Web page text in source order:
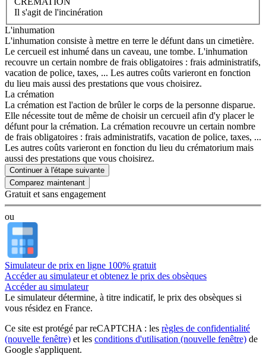
Il s'agit de l'incinération
L'inhumation
L'inhumation consiste à mettre en terre le défunt dans un cimetière.
Le cercueil est inhumé dans un caveau, une tombe. L'inhumation
recouvre un certain nombre de frais obligatoires : frais administratifs,
vacation de police, taxes, ... Les autres coûts varieront en fonction
du lieu mais aussi des prestations que vous choisirez.
La crémation
La crémation est l'action de brûler le corps de la personne disparue.
Elle nécessite tout de même de choisir un cercueil afin d'y placer le
défunt pour la crémation. La crémation recouvre un certain nombre
de frais obligatoires : frais administratifs, vacation de police, taxes, ...
Les autres coûts varieront en fonction du lieu du crématorium mais
aussi des prestations que vous choisirez.
Continuer à l'étape suivante
Gratuit et sans engagement
ou
Simulateur de prix en ligne 100% gratuit
Accéder au simulateur et obtenez le prix des obsèques
Accéder au simulateur
Le simulateurdétermine, à titre indicatif, le prix des obsèques si
vous résidez en France.
Ce site est protégé par reCAPTCHA : les règles de confidentialité
(nouvelle fenêtre) et les conditions d'utilisation (nouvelle fenêtre) de
Google s'appliquent.